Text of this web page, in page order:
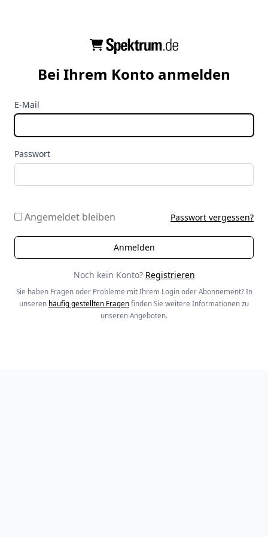
Bei Ihrem Konto anmelden
E-Mail
Passwort
Angemeldet bleiben Passwort vergessen?
Noch kein Konto? Registrieren
Sie haben Fragen oder Probleme mit Ihrem Login oder Abonnement? In
unseren häufig gestellten Fragen finden Sie weitere Informationen zu
unseren Angeboten.